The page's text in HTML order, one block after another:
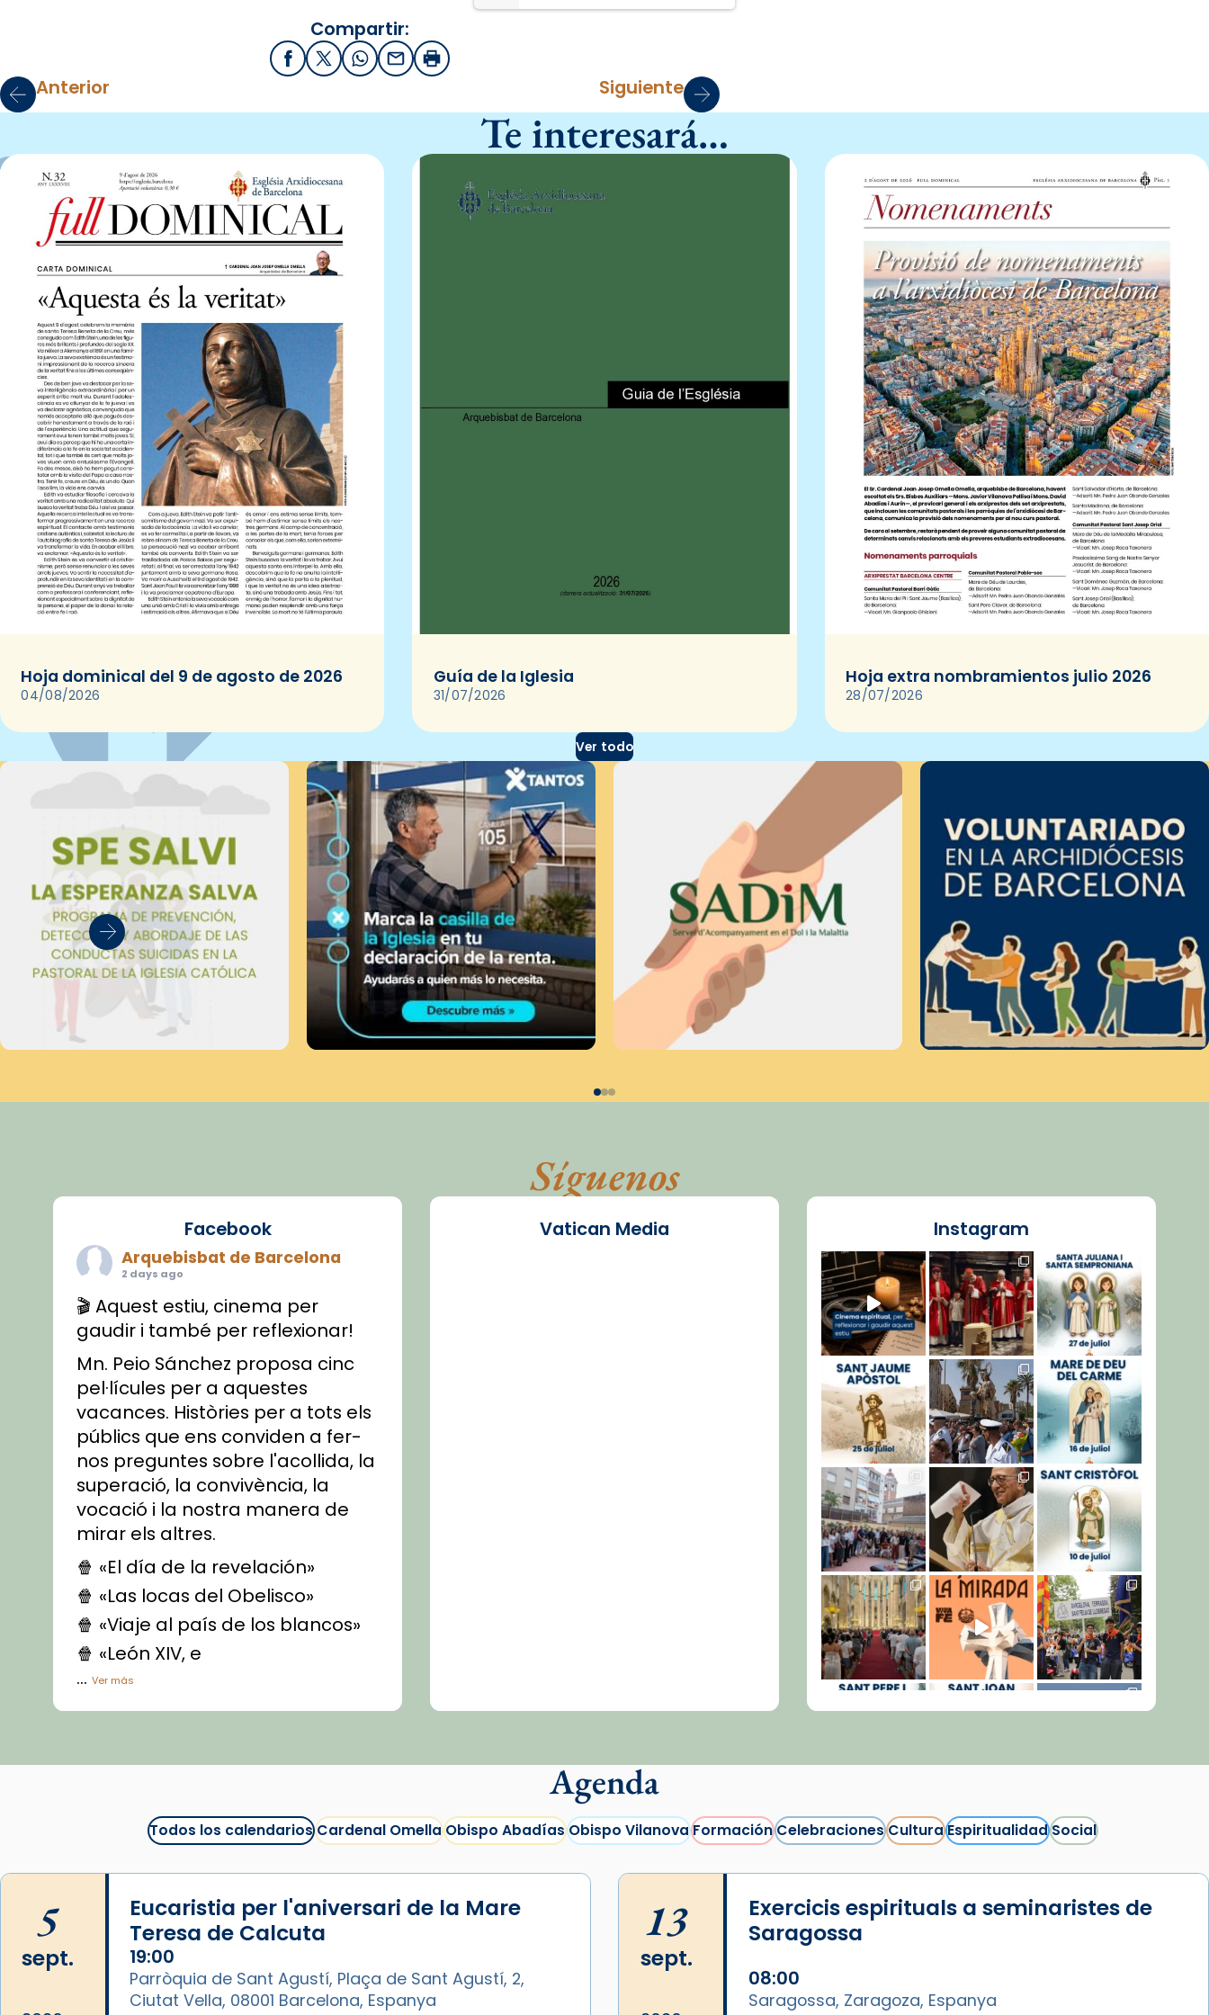
Compartir:
FacebookX / Twitter
WhatsApp
EmailImprimir
Anterior Siguiente
Te interesará…
Hoja dominical del 9 de agosto de 2026
04/08/2026
Guía de la Iglesia
31/07/2026
Hoja extra nombramientos julio 2026
28/07/2026
Ver todo
Síguenos
Facebook
Arquebisbat de Barcelona
2 days ago
🎬 Aquest estiu, cinema per
gaudir i també per reflexionar!
Mn. Peio Sánchez proposa cinc
pel·lícules per a aquestes
vacances. Històries per a tots els
públics que ens conviden a fer-
nos preguntes sobre l'acollida, la
superació, la convivència, la
vocació i la nostra manera de
mirar els altres.
🍿 «El día de la revelación»
🍿 «Las locas del Obelisco»
🍿 «Viaje al país de los blancos»
🍿 «León XIV, e
...Ver más
Vídeo
La Carmina va patir depressió.
arribar el seu testimoni al papa
Lleó XIV.
Recupera l'entrevista
compVatican Newstican News 👇
Vatican Media Instagram
Cargar más...
Agenda
Todos los calendariosCardenal OmellaObispo AbadíasObispo VilanovaFormaciónCelebracionesCulturaEspiritualidadSocial
5
sept.
Eucaristia per l'aniversari de la Mare
Teresa de Calcuta
19:00
Parròquia de Sant Agustí, Plaça de Sant Agustí, 2,
Ciutat Vella, 08001 Barcelona, Espanya
13
sept.
Exercicis espirituals a seminaristes de
Saragossa
08:00
Saragossa, Zaragoza, Espanya